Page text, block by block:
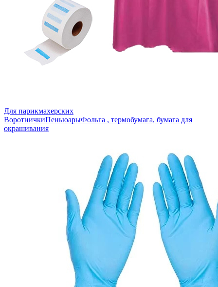
Для парикмахерских
ВоротничкиПеньюарыФольга , термобумага, бумага для
окрашивания